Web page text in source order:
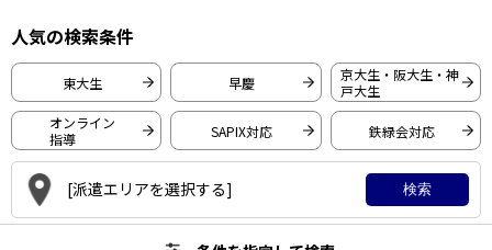
早稲田大学
慶應義塾大学
一橋大学
東京工業大学
京都大学
大阪大学
人気の検索条件
東大生 早慶
京大生・阪大生・神
戸大生
オンライン
指導
SAPIX対応 鉄緑会対応
[派遣エリアを選択する] 検索
関西圏エリア
大阪府 京都府
兵庫県 愛知県